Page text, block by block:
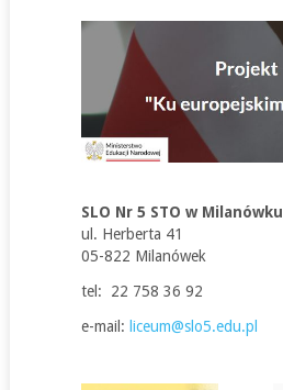
SLO Nr 5 STO w Milanówku
ul. Herberta 41
05-822 Milanówek
tel: 22 758 36 92
e-mail: liceum@slo5.edu.pl